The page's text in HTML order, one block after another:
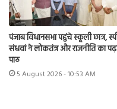
पंजाब विधानसभा पहुंचे स्कूली छात्र,
संधवां ने लोकतंत्र और राजनीति का
पाठ
5 August 2026 - 10:53 AM